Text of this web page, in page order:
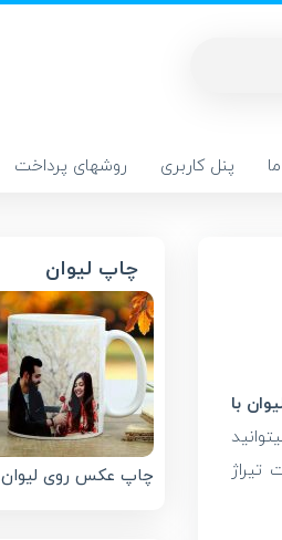
پنل کاربری روشهای پرداخت
با
تیراژ
چاپ لیوان
چاپ عکس روی لیوان